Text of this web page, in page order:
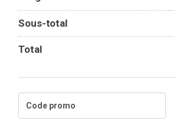
Sous-total
Total